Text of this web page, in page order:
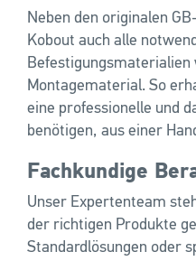
Neben den originalen
Kobout auch alle
Befestigungsmaterialien
Montagematerial. So
eine professionelle und
benötigen, aus einer
Fachkundige
Unser Expertenteam
der richtigen Produkte
Standardlösungen oder